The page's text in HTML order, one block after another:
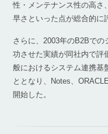
性・メンテナンス性の高さ
早さといった点が総合的に
さらに、2003年のB2Bで
功させた実績が同社内で評
般におけるシステム連携基
ととなり、Notes、
開始した。